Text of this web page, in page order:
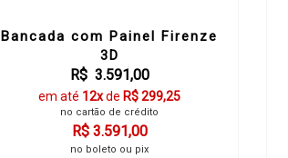
Bancada com Painel Firenze
3D
R$ 3.591,00
em até 12xde R$ 299,25
no cartão de crédito
R$ 3.591,00
no boleto ou pix